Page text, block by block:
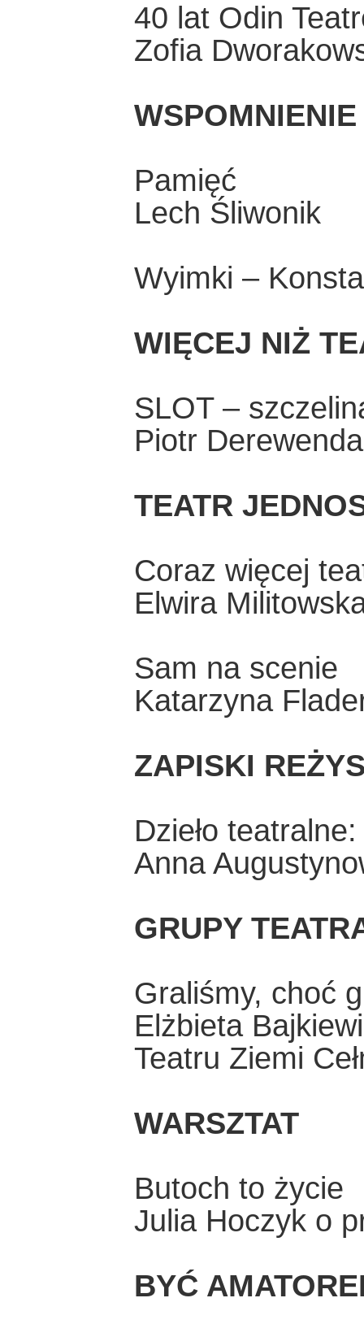
40 lat Odin
Zofia
WSPOMNIENIE
Pamięć
Lech Śliwonik
Wyimki –
WIĘCEJ NIŻ
SLOT –
Piotr Derewenda
TEATR
Coraz więcej
Elwira
Sam na scenie
Katarzyna
ZAPISKI
Dzieło
Anna
GRUPY
Graliśmy, choć
Elżbieta
Teatru Ziemi
WARSZTAT
Butoch to życie
Julia Hoczyk o
BYĆ